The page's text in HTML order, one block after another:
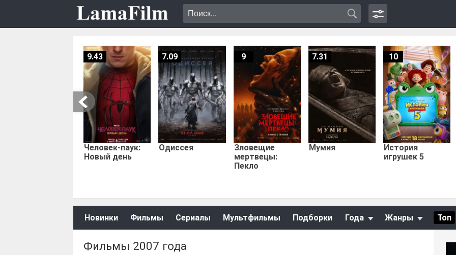
Человек-паук:
Новый день
9.43
Одиссея
7.09
Зловещие
мертвецы:
Пекло
9
Мумия
7.31
История
игрушек 5
10
Новинки Фильмы Сериалы Мультфильмы Подборки Года Жанры Топ
Фильмы 2007 года